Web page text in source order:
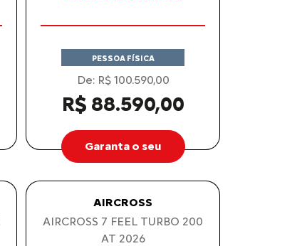
PESSOA FÍSICA
De: R$ 100.590,00
R$ 88.590,00
Garanta o seu
AIRCROSS
AIRCROSS 7 FEEL TURBO 200
AT 2026